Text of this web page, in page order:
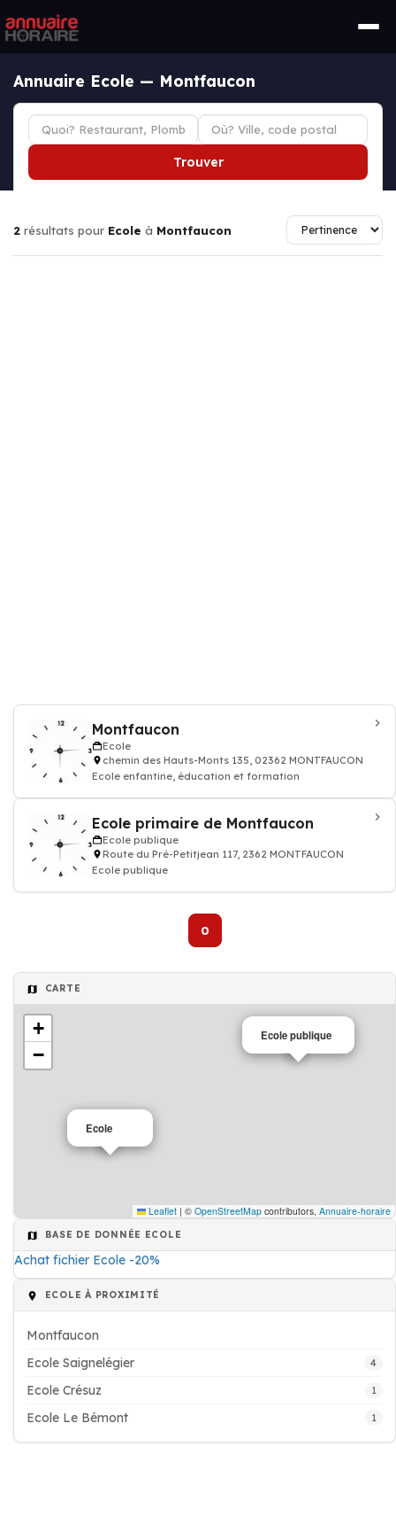
Annuaire Ecole — Montfaucon
Trouver
2 résultats pour Ecole à Montfaucon
Montfaucon
Ecole
chemin des Hauts-Monts 135, 02362 MONTFAUCON
Ecole enfantine, éducation et formation
Ecole primaire de Montfaucon
Ecole publique
Route du Pré-Petitjean 117, 2362 MONTFAUCON
Ecole publique
0
CARTE
Ecole
Ecole publique
+
−
Leaflet | © OpenStreetMap contributors, Annuaire-horaire
BASE DE DONNÉE ECOLE
Achat fichier Ecole -20%
ECOLE À PROXIMITÉ
Montfaucon
Ecole Saignelégier
4
Ecole Crésuz 1
Ecole Le Bémont 1